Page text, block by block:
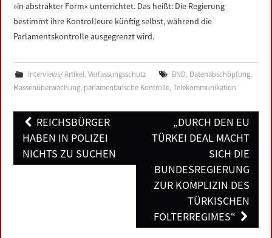
»in abstrakter Form« unterrichtet. Das heißt: Die Regierung
bestimmt ihre Kontrolleure künftig selbst, während die
Parlamentskontrolle ausgegrenzt wird.
Interviews/ Artikel, Verfassungsschutz BND, Datenabschöpfung,
Massenüberwachung, parlamentarische Kontrolle,Telekommunikation
Post
navigation
REICHSBÜRGER
HABEN IN POLIZEI
NICHTS ZU SUCHEN
„DURCH DEN EU
TÜRKEI DEAL MACHT
SICH DIE
BUNDESREGIERUNG
ZUR KOMPLIZIN DES
TÜRKISCHEN
FOLTERREGIMES“